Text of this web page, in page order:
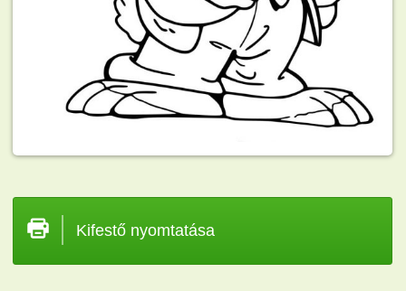
Kifestő nyomtatása